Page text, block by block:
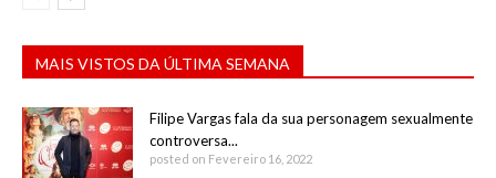
MAIS VISTOS DA ÚLTIMA SEMANA
Filipe Vargas fala da sua personagem sexualmente
controversa...
posted on Fevereiro 16, 2022